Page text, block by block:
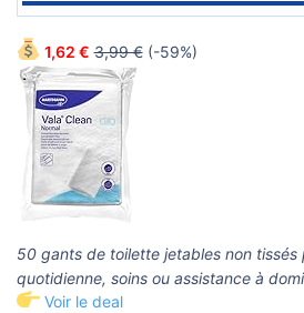
1,62 € 3,99 €(-59%)
50 gants de toilette jetables non tissés
quotidienne, soins ou assistance à
Voir le deal